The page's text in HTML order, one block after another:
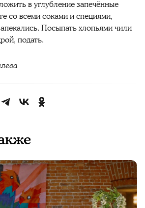
в углубление запечённые
со всеми соками и специями,
Посыпать хлопьями чили
подать.